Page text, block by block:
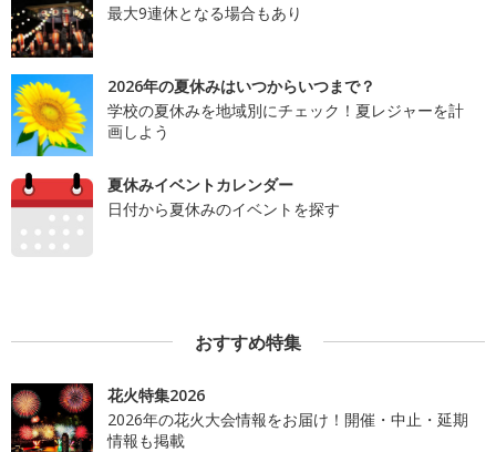
最大9連休となる場合もあり
2026年の夏休みはいつからいつまで？
学校の夏休みを地域別にチェック！夏レジャーを計
画しよう
夏休みイベントカレンダー
日付から夏休みのイベントを探す
おすすめ特集
花火特集2026
2026年の花火大会情報をお届け！開催・中止・延期
情報も掲載